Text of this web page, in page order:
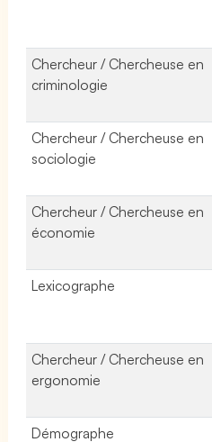
Chercheur / Chercheuse en
criminologie
Chercheur / Chercheuse en
sociologie
Chercheur / Chercheuse en
économie
Lexicographe
Chercheur / Chercheuse en
ergonomie
Démographe